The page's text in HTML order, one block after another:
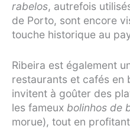
rabelos, autrefois
de Porto, sont encore
touche historique au
Ribeira est également
restaurants et cafés en
invitent à goûter des
les fameux bolinhos de
morue), tout en